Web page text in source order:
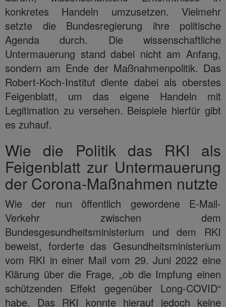
konkretes Handeln umzusetzen. Vielmehr
setzte die Bundesregierung ihre politische
Agenda durch. Die wissenschaftliche
Untermauerung stand dabei nicht am Anfang,
sondern am Ende der Maßnahmenpolitik. Das
Robert-Koch-Institut diente dabei als oberstes
Feigenblatt, um das eigene Handeln mit
Legitimation zu versehen. Beispiele hierfür gibt
es zuhauf.
Wie die Politik das RKI als
Feigenblatt zur Untermauerung
der Corona-Maßnahmen nutzte
Wie der nun öffentlich gewordene E-Mail-
Verkehr zwischen dem
Bundesgesundheitsministerium und dem RKI
beweist, forderte das Gesundheitsministerium
vom RKI in einer Mail vom 29. Juni 2022 eine
Klärung über die Frage, „ob die Impfung einen
schützenden Effekt gegenüber Long-COVID“
habe. Das RKI konnte hierauf jedoch keine